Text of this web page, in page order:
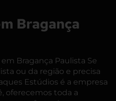
Bragança
Bragança Paulista Se
ou da região e precisa
Estúdios é a empresa
oferecemos toda a